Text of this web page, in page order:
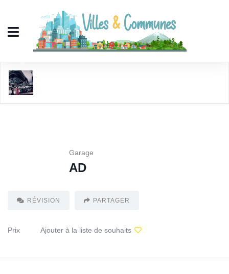
Garage
AD
RÉVISION PARTAGER
Prix Ajouter à la liste de souhaits